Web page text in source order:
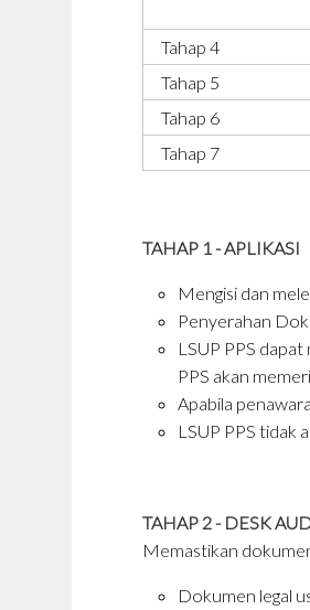
Tahap 4
Tahap 5
Tahap 6
Tahap 7
TAHAP 1 - APLIKASI
Mengisi dan
Penyerahan
LSUP PPS
PPS akan
Apabila
LSUP PPS tidak
TAHAP 2 - DESK
Memastikan
Dokumen legal